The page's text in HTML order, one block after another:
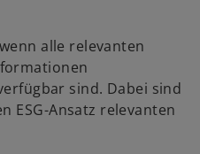
alle relevanten
sind. Dabei sind
ESG-Ansatz relevanten